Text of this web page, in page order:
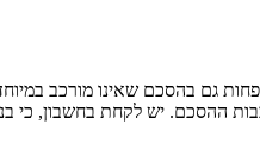
במורכבות ההסכם. יש לקחת